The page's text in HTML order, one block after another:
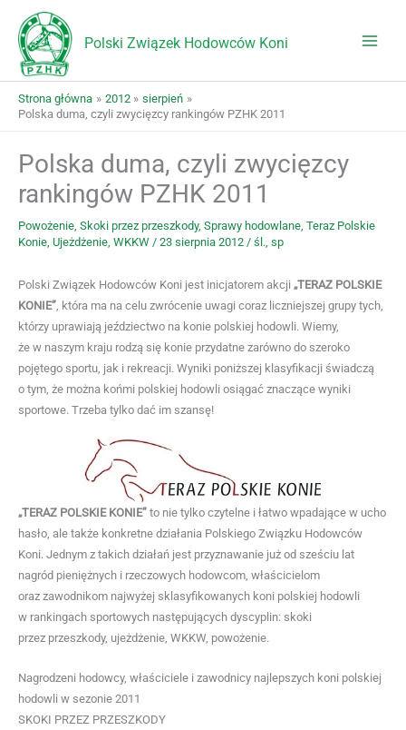
treści
Polski Związek Hodowców Koni
Strona główna 2012
sierpień
Polska duma, czyli zwycięzcy rankingów PZHK 2011
Polska duma, czyli zwycięzcy
rankingów PZHK 2011
Powożenie, Skoki przez przeszkody, Sprawy hodowlane, Teraz Polskie
Konie, Ujeżdżenie, WKKW / 23 sierpnia 2012 / śl., sp
Polski Związek Hodowców Koni jest inicjatorem akcji „TERAZ POLSKIE
KONIE” , która ma na celu zwrócenie uwagi coraz liczniejszej grupy tych,
którzy uprawiają jeździectwo na konie polskiej hodowli. Wiemy,
że w naszym kraju rodzą się konie przydatne zarówno do szeroko
pojętego sportu, jak i rekreacji. Wyniki poniższej klasyfikacji świadczą
o tym, że można końmi polskiej hodowli osiągać znaczące wyniki
sportowe. Trzeba tylko dać im szansę!
„TERAZ POLSKIE KONIE” to nie tylko czytelne i łatwo wpadające w ucho
hasło, ale także konkretne działania Polskiego Związku Hodowców
Koni. Jednym z takich działań jest przyznawanie już od sześciu lat
nagród pieniężnych i rzeczowych hodowcom, właścicielom
oraz zawodnikom najwyżej sklasyfikowanych koni polskiej hodowli
w rankingach sportowych następujących dyscyplin: skoki
przez przeszkody, ujeżdżenie, WKKW, powożenie.
Nagrodzeni hodowcy, właściciele i zawodnicy najlepszych koni polskiej
hodowli w sezonie 2011
SKOKI PRZEZ PRZESZKODY